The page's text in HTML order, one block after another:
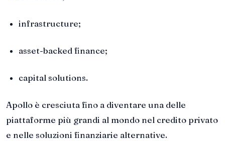
infrastructure;
asset-backed finance;
capital solutions.
Apollo è cresciuta fino a diventare una delle
piattaforme più grandi al mondo nel credito privato
e nelle soluzioni finanziarie alternative.